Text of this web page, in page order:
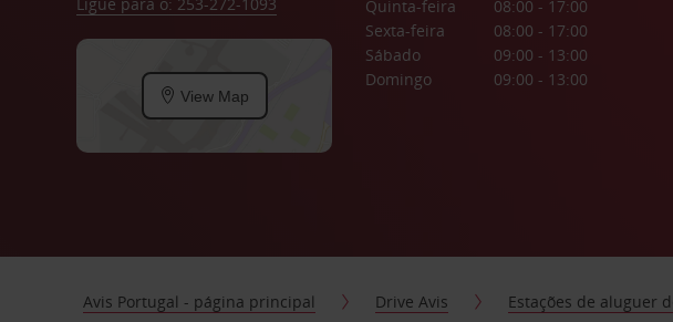
View Map
Quinta-feira
08:00 - 17:00
Sexta-feira
08:00 - 17:00
Sábado
09:00 - 13:00
Domingo
09:00 - 13:00
Avis Portugal - página principal Drive Avis Estações de aluguer